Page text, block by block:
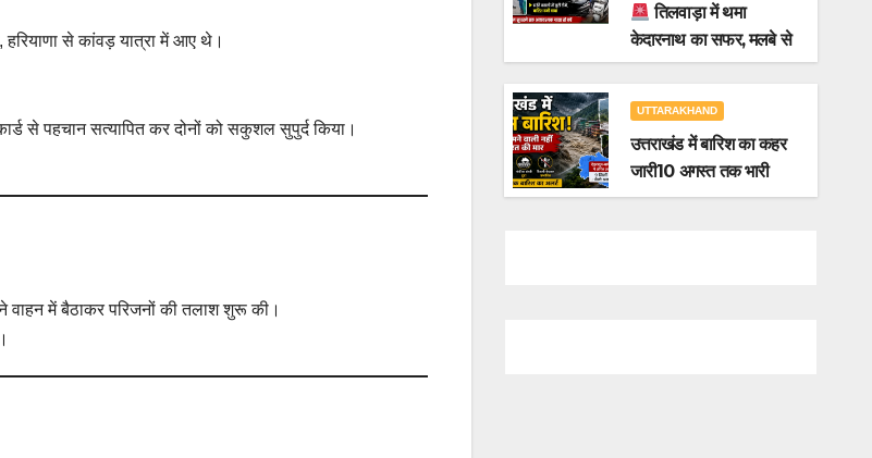
हरियाणा से कांवड़ यात्रा में आए थे।
से पहचान सत्यापित कर दोनों को सकुशल सुपुर्द किया।
वाहन में बैठाकर परिजनों की तलाश शुरू की।
तिलवाड़ा में थमा
केदारनाथ का सफर, मलबे से
बंद हुआ हाईवे
UTTARAKHAND
उत्तराखंड में बारिश का कहर
जारी10 अगस्त तक भारी
बारिश का अलर्ट, कई जिलों में